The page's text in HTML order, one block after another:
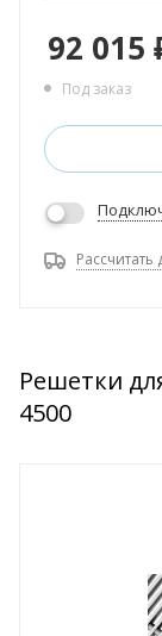
92 015
Под заказ
Рассчитать
Решетки
4500